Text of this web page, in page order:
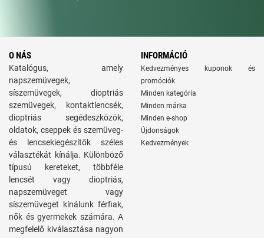
O NÁS
Katalógus, amely
napszemüvegek,
síszemüvegek, dioptriás
szemüvegek, kontaktlencsék,
dioptriás segédeszközök,
oldatok, cseppek és szemüveg-
és lencsekiegészítők széles
választékát kínálja. Különböző
típusú kereteket, többféle
lencsét vagy dioptriás,
napszemüveget vagy
síszemüveget kínálunk férfiak,
nők és gyermekek számára. A
megfelelő kiválasztása nagyon
INFORMÁCIÓ
Kedvezményes kuponok és
promóciók
Minden kategória
Minden márka
Minden e-shop
Újdonságok
Kedvezmények